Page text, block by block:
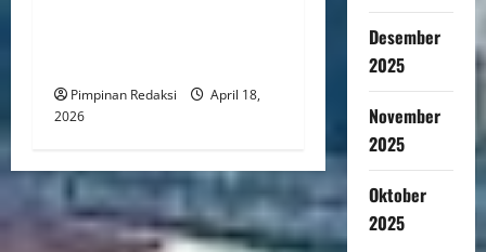
Pimpinan Redaksi
April 18,
2026
Desember
2025
November
2025
Oktober
2025